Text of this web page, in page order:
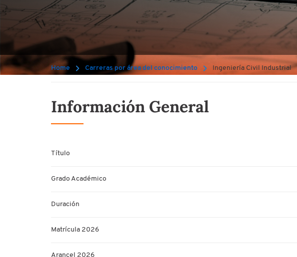
Home Carreras por área del conocimiento Ingeniería Civil Industrial
Información General
Título
Grado Académico
Duración
Matrícula 2026
Arancel 2026